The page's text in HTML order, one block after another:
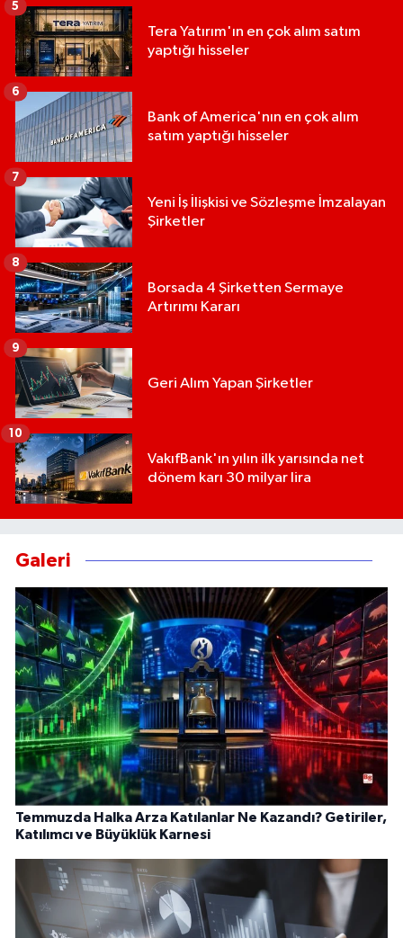
Tera Yatırım'ın en çok alım satım
yaptığı hisseler
5
Bank of America'nın en çok alım
satım yaptığı hisseler
6
Yeni İş İlişkisi ve Sözleşme İmzalayan
Şirketler
7
Borsada 4 Şirketten Sermaye
Artırımı Kararı
8
Geri Alım Yapan Şirketler
9
VakıfBank'ın yılın ilk yarısında net
dönem karı 30 milyar lira
10
Galeri
Temmuzda Halka Arza Katılanlar Ne Kazandı? Getiriler,
Katılımcı ve Büyüklük Karnesi